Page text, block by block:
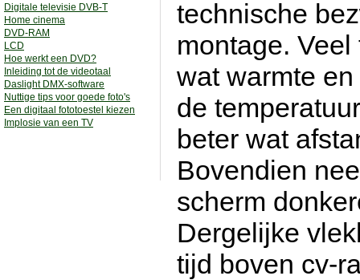
Digitale televisie DVB-T
Home cinema
DVD-RAM
LCD
Hoe werkt een DVD?
Inleiding tot de videotaal
Daslight DMX-software
Nuttige tips voor goede foto's
Een digitaal fototoestel kiezen
Implosie van een TV
technische
montage.
wat warmte
de
beter wat
Bovendien
scherm
Dergelijke
tijd boven cv-